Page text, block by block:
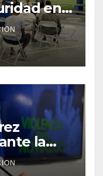
en
la